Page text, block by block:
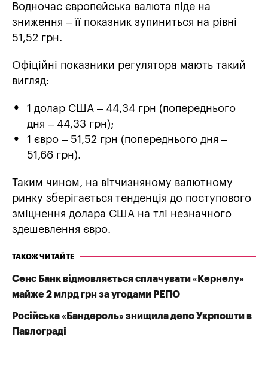
Водночас європейська валюта піде на
зниження – її показник зупиниться на рівні
51,52 грн.
Офіційні показники регулятора мають такий
вигляд:
1 долар США – 44,34 грн (попереднього
дня – 44,33 грн);
1 євро – 51,52 грн (попереднього дня –
51,66 грн).
Таким чином, на вітчизняному валютному
ринку зберігається тенденція до поступового
зміцнення долара США на тлі незначного
здешевлення євро.
ТАКОЖ ЧИТАЙТЕ
Сенс Банк відмовляється сплачувати «Кернелу»
майже 2 млрд грн за угодами РЕПО
Російська «Бандероль» знищила депо Укрпошти в
Павлограді